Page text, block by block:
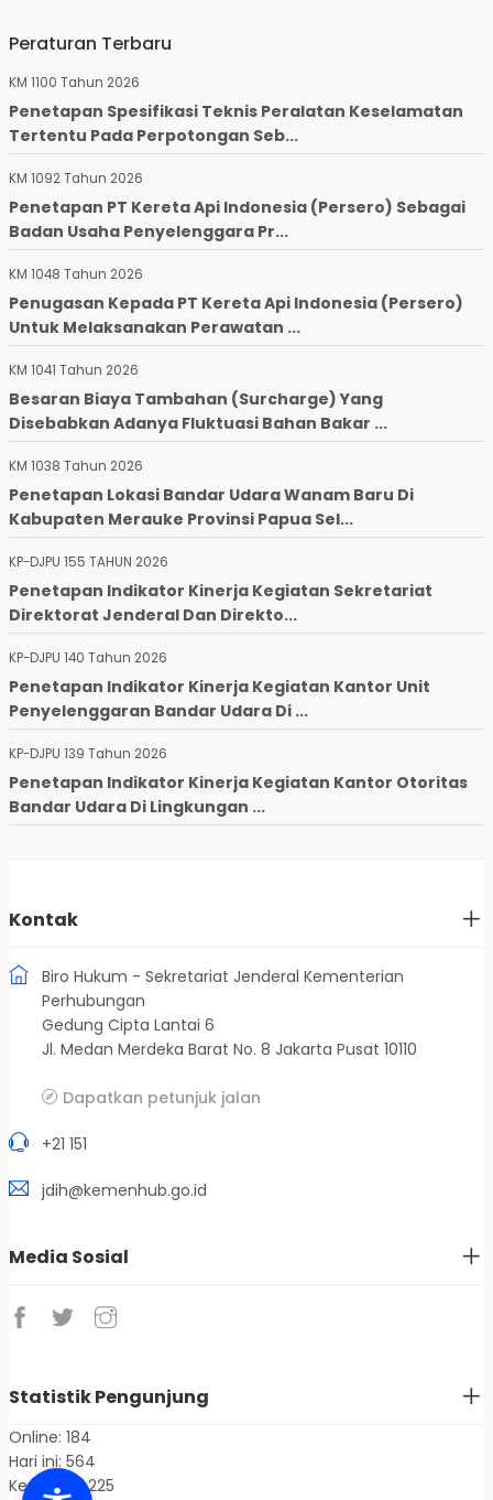
Peraturan Terbaru
KM 1100 Tahun 2026
Penetapan Spesifikasi Teknis Peralatan Keselamatan
Tertentu Pada Perpotongan Seb...
KM 1092 Tahun 2026
Penetapan PT Kereta Api Indonesia (Persero) Sebagai
Badan Usaha Penyelenggara Pr...
KM 1048 Tahun 2026
Penugasan Kepada PT Kereta Api Indonesia (Persero)
Untuk Melaksanakan Perawatan ...
KM 1041 Tahun 2026
Besaran Biaya Tambahan (Surcharge) Yang
Disebabkan Adanya Fluktuasi Bahan Bakar ...
KM 1038 Tahun 2026
Penetapan Lokasi Bandar Udara Wanam Baru Di
Kabupaten Merauke Provinsi Papua Sel...
KP-DJPU 155 TAHUN 2026
Penetapan Indikator Kinerja Kegiatan Sekretariat
Direktorat Jenderal Dan Direkto...
KP-DJPU 140 Tahun 2026
Penetapan Indikator Kinerja Kegiatan Kantor Unit
Penyelenggaran Bandar Udara Di ...
KP-DJPU 139 Tahun 2026
Penetapan Indikator Kinerja Kegiatan Kantor Otoritas
Bandar Udara Di Lingkungan ...
Kontak
Biro Hukum - Sekretariat Jenderal Kementerian
Perhubungan
Gedung Cipta Lantai 6
Jl. Medan Merdeka Barat No. 8 Jakarta Pusat 10110
Dapatkan petunjuk jalan
+21 151
jdih@kemenhub.go.id
Media Sosial
Statistik Pengunjung
Online: 184
Hari ini: 564
Kemarin: 1.225